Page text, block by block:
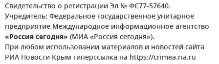
Свидетельство о регистрации Эл № ФС77-57640.
Учредитель: Федеральное государственное унитарное
предприятие Международное информационное агентство
«Россия сегодня» (МИА «Россия сегодня»).
При любом использовании материалов и новостей сайта
РИА Новости Крым гиперссылка на https://crimea.ria.ru